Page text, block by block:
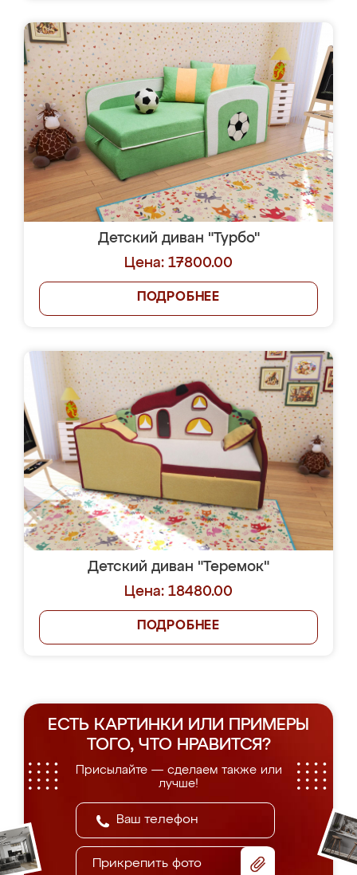
Детский диван "Турбо"
Цена: 17800.00
ПОДРОБНЕЕ
Детский диван "Теремок"
Цена: 18480.00
ПОДРОБНЕЕ
ЕСТЬ КАРТИНКИ ИЛИ ПРИМЕРЫ
ТОГО, ЧТО НРАВИТСЯ?
Присылайте — сделаем также или
лучше!
Прикрепить фото